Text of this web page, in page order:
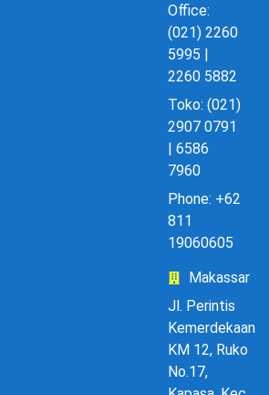
Office:
(021) 2260
5995 |
2260 5882
Toko: (021)
2907 0791
| 6586
7960
Phone: +62
811
19060605
Makassar
Jl. Perintis
Kemerdekaan
KM 12, Ruko
No.17,